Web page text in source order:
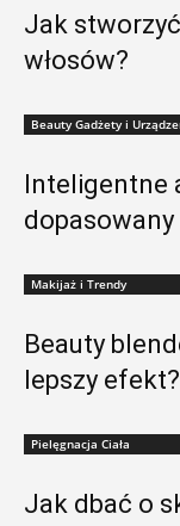
Jak
włosów?
Beauty Gadżety i
Inteligentne
Makijaż i Trendy
Beauty
lepszy efekt?
Pielęgnacja Ciała
Jak dbać o